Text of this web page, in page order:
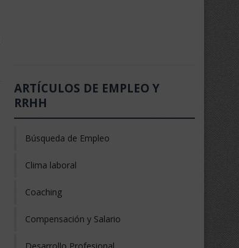
ARTÍCULOS DE EMPLEO Y
RRHH
Búsqueda de Empleo
Clima laboral
Coaching
Compensación y Salario